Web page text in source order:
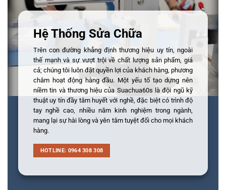
Hệ Thống Sửa Chữa
Trên con đường khẳng định thương hiệu uy tín, ngoài
thế mạnh và sự vượt trội về chất lượng sản phẩm, giá
cả; chúng tôi luôn đặt quyền lợi của khách hàng, phương
châm hoạt động hàng đầu. Một yếu tố tạo dựng nên
niềm tin và thương hiệu của Suachua60s là đội ngũ kỹ
thuật uy tín đầy tâm huyết với nghề, đặc biệt có trình độ
tay nghề cao, nhiều năm kinh nghiệm trong ngành,
mang lại sự hài lòng và yên tâm tuyệt đối cho mọi khách
hàng.
HOTLINE: 0964 308 308